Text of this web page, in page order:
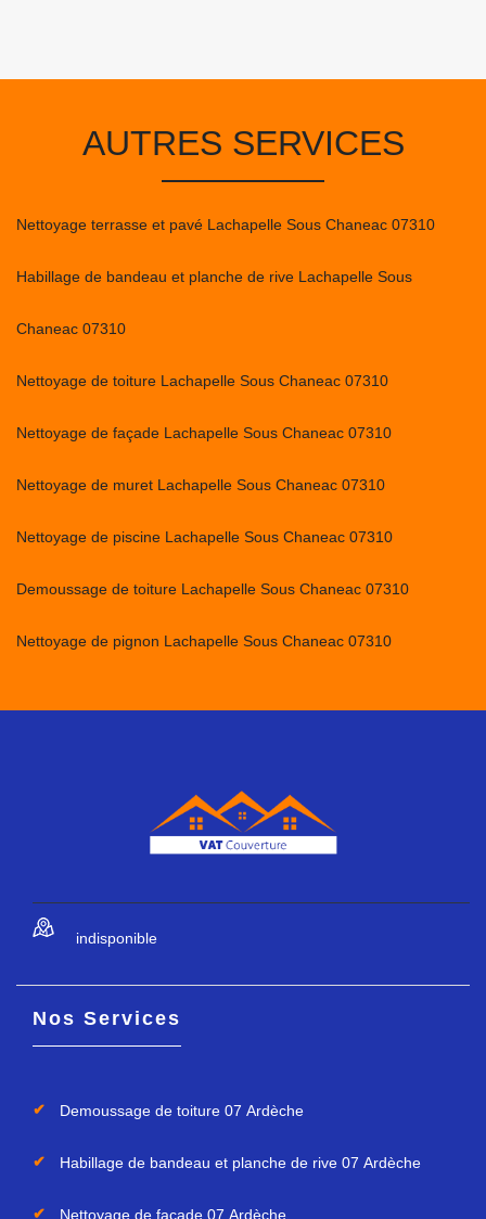
AUTRES SERVICES
Nettoyage terrasse et pavé Lachapelle Sous Chaneac 07310
Habillage de bandeau et planche de rive Lachapelle Sous
Chaneac 07310
Nettoyage de toiture Lachapelle Sous Chaneac 07310
Nettoyage de façade Lachapelle Sous Chaneac 07310
Nettoyage de muret Lachapelle Sous Chaneac 07310
Nettoyage de piscine Lachapelle Sous Chaneac 07310
Demoussage de toiture Lachapelle Sous Chaneac 07310
Nettoyage de pignon Lachapelle Sous Chaneac 07310
indisponible
Nos Services
Demoussage de toiture 07 Ardèche
Habillage de bandeau et planche de rive 07 Ardèche
Nettoyage de façade 07 Ardèche